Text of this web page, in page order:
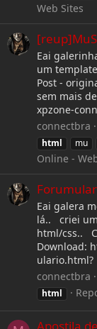
Web Sites
Eai
um
Post -
sem mais
xpzone-
connectbra
html
mu
Online -
Eai galera
lá.. criei
html/css..
Download:
connectbra
html
Apostila